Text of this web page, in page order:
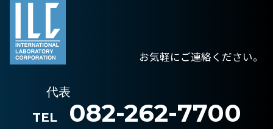
お気軽にご連絡ください。
代表
TEL
082-262-7700